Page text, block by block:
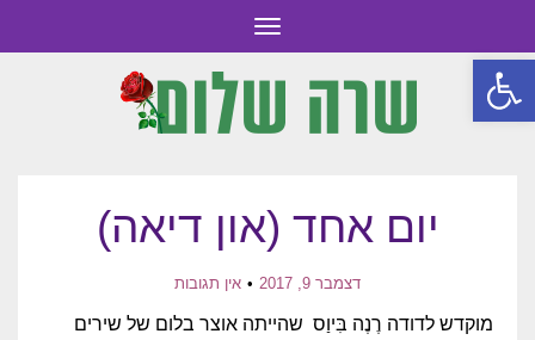
פתח סרגל נגישות
תפריט
יום אחד (און דיאה)
דצמבר 9, 2017 אין תגובות
מוקדש לדודה רֶנֶה בִּיוַס שהייתה אוצר בלום של שירים